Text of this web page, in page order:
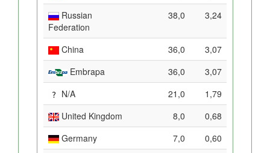
Russian
Federation
38,0 3,24
China 36,0
3,07
Embrapa
36,0
3,07
N/A
21,0
1,79
United Kingdom
8,0
0,68
Germany
7,0
0,60